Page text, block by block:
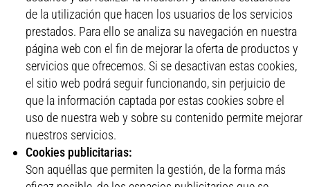
de la utilización que hacen los usuarios de los servicios
prestados. Para ello se analiza su navegación en nuestra
página web con el fin de mejorar la oferta de productos y
servicios que ofrecemos. Si se desactivan estas cookies,
el sitio web podrá seguir funcionando, sin perjuicio de
que la información captada por estas cookies sobre el
uso de nuestra web y sobre su contenido permite mejorar
nuestros servicios.
Cookies publicitarias:
Son aquéllas que permiten la gestión, de la forma más